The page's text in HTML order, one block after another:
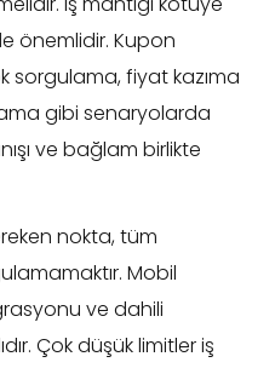
önemlidir. Kupon
sorgulama, fiyat kazıma
gibi senaryolarda
ve bağlam birlikte
nokta, tüm
Mobil
ve dahili
Çok düşük limitler iş